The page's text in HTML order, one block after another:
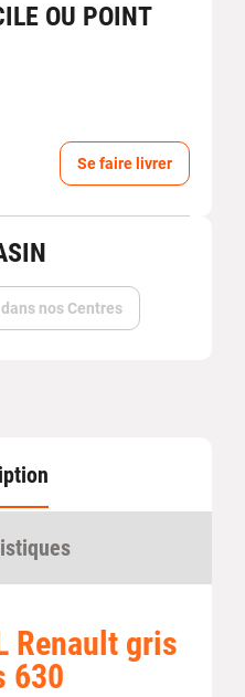
OU POINT
Se faire livrer
nos Centres
Renault gris
630